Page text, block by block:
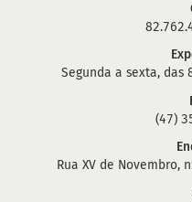
Segunda a sexta, das
(47)
Rua XV de Novembro,